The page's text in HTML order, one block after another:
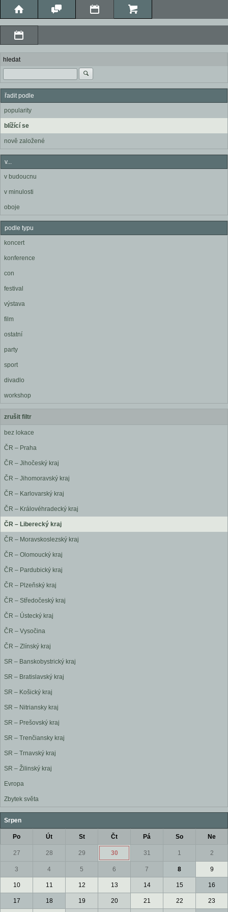
hledat
řadit podle
popularity
blížící se
nově založené
v...
v budoucnu
v minulosti
oboje
podle typu
koncert
konference
con
festival
výstava
film
ostatní
party
sport
divadlo
workshop
zrušit filtr
bez lokace
ČR – Praha
ČR – Jihočeský kraj
ČR – Jihomoravský kraj
ČR – Karlovarský kraj
ČR – Královéhradecký kraj
ČR – Liberecký kraj
ČR – Moravskoslezský kraj
ČR – Olomoucký kraj
ČR – Pardubický kraj
ČR – Plzeňský kraj
ČR – Středočeský kraj
ČR – Ústecký kraj
ČR – Vysočina
ČR – Zlínský kraj
SR – Banskobystrický kraj
SR – Bratislavský kraj
SR – Košický kraj
SR – Nitriansky kraj
SR – Prešovský kraj
SR – Trenčiansky kraj
SR – Trnavský kraj
SR – Žilinský kraj
Evropa
Zbytek světa
Srpen
Po Út St Čt Pá So Ne
27 28 29 30 31 1 2
3 4 5 6 7 8 9
10 11 12 13 14 15 16
17 18 19 20 21 22 23